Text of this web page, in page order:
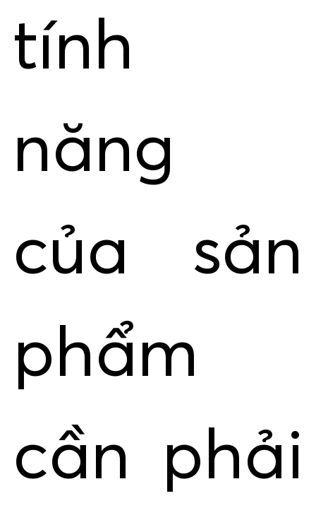
tính
năng
của sản
phẩm
cần phải